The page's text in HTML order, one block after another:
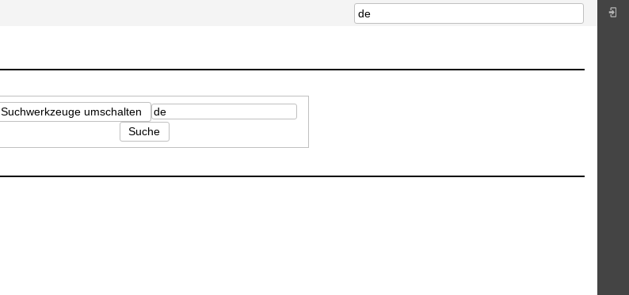
Suchwerkzeuge umschalten
Suche